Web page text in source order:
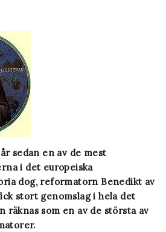
sedan en av de mest
i det europeiska
dog, reformatorn Benedikt av
stort genomslag i hela det
räknas som en av de största av